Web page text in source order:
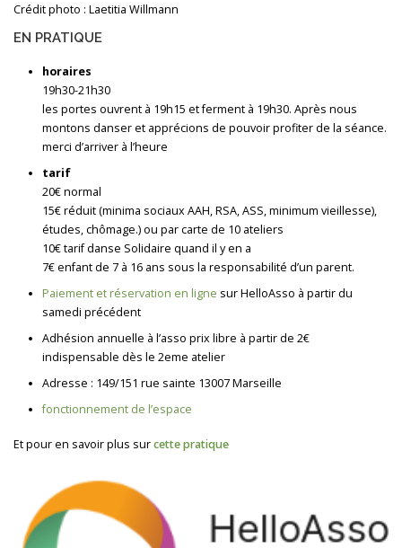
Crédit photo : Laetitia Willmann
EN PRATIQUE
horaires
19h30-21h30
les portes ouvrent à 19h15 et ferment à 19h30. Après nous
montons danser et apprécions de pouvoir profiter de la séance.
merci d’arriver à l’heure
tarif
20€ normal
15€ réduit (minima sociaux AAH, RSA, ASS, minimum vieillesse),
études, chômage.) ou par carte de 10 ateliers
10€ tarif danse Solidaire quand il y en a
7€ enfant de 7 à 16 ans sous la responsabilité d’un parent.
Paiement et réservation en ligne sur HelloAsso à partir du
samedi précédent
Adhésion annuelle à l’asso prix libre à partir de 2€
indispensable dès le 2eme atelier
Adresse : 149/151 rue sainte 13007 Marseille
fonctionnement de l’espace
Et pour en savoir plus surcette pratique